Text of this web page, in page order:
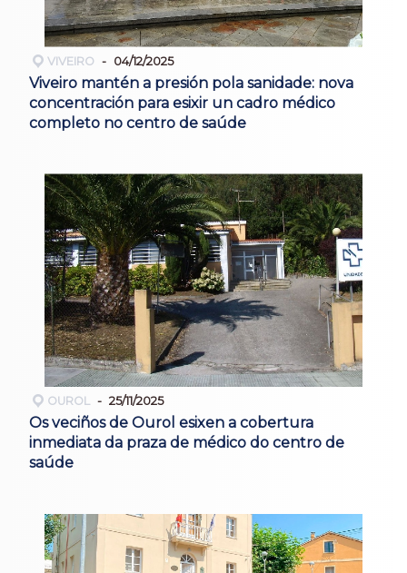
VIVEIRO 04/12/2025
Viveiro mantén a presión pola sanidade: nova
concentración para esixir un cadro médico
completo no centro de saúde
OUROL 25/11/2025
Os veciños de Ourol esixen a cobertura
inmediata da praza de médico do centro de
saúde